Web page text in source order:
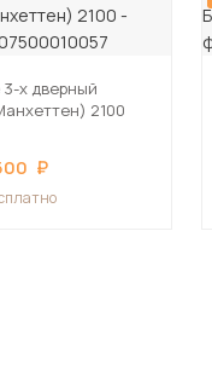
х дверный
2100